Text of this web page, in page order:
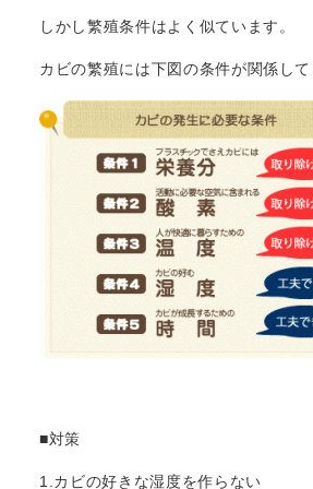
しかし繁殖条件はよく似ています。
カビの繁殖には下図の条件が関係し
■対策
1.カビの好きな湿度を作らない